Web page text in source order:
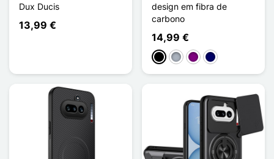
Dux Ducis
13,99 €
design em fibra de
carbono
14,99 €
PretoCinzento
PúrpuraAzul marinho